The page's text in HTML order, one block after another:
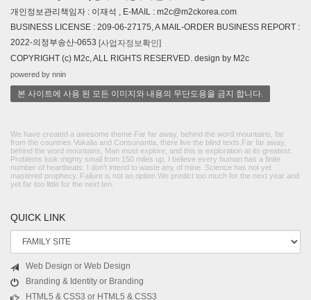
개인정보관리책임자 : 이재석 , E-MAIL : m2c@m2ckorea.com
BUSINESS LICENSE : 209-06-27175, A MAIL-ORDER BUSINESS REPORT :
2022-의정부송산-0653 [사업자정보확인]
COPYRIGHT (c) M2c, ALL RIGHTS RESERVED. design by M2c
powered by nnin
본 사이트에 사용 된 모든 이미지와 내용의 무단도용을 금지 합니다.
We have created a awesome theme Far far away, behind the word mountains, far
from the countries Vokalia and Consonantia, there live the blind texts.Far far away,
behind the word mountains, Man must explore, and this is exploration at its greatest.
Problems look mighty small from 150 miles up. I believe every human has a finite
number of heartbeats. I don't intend to waste any of mine. Science has not yet
mastered prophecy. Failure is not an option We predict too much for the next year and
yet far too little for the next ten.
QUICK LINK
Web Design or Web Design
Branding & Identity or Branding
HTML5 & CSS3 or HTML5 & CSS3